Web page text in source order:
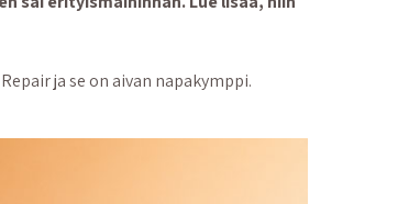
ja se on aivan napakymppi.